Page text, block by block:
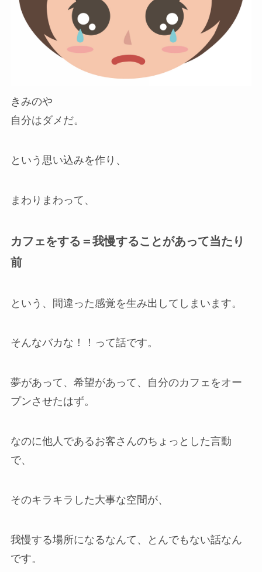
きみのや
自分はダメだ。
という思い込みを作り、
まわりまわって、
カフェをする＝我慢することがあって当たり
前
という、間違った感覚を生み出してしまいます。
そんなバカな！！って話です。
夢があって、希望があって、自分のカフェをオー
プンさせたはず。
なのに他人であるお客さんのちょっとした言動
で、
そのキラキラした大事な空間が、
我慢する場所になるなんて、とんでもない話なん
です。